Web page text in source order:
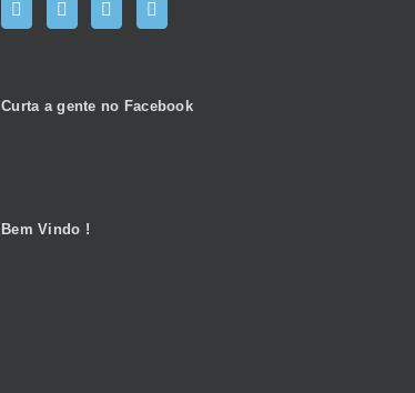
Curta a gente no Facebook
Bem Vindo !